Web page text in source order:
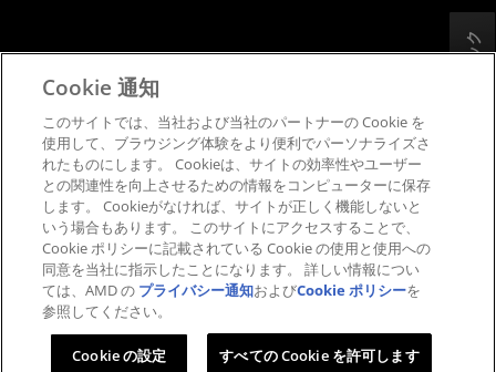
財務情報
取締役会
SEC 提出書類
プライバシー
商標
サプライ チェーンの透明性
公正でオープンな競争
英国税務戦略
Cookie ポリシー
Cookie の設定
フィードバック
Cookie 通知
このサイトでは、当社および当社のパートナーの Cookie を
使用して、ブラウジング体験をより便利でパーソナライズさ
れたものにします。 Cookieは、サイトの効率性やユーザー
との関連性を向上させるための情報をコンピューターに保存
します。 Cookieがなければ、サイトが正しく機能しないと
いう場合もあります。 このサイトにアクセスすることで、
Cookie ポリシーに記載されている Cookie の使用と使用への
同意を当社に指示したことになります。 詳しい情報につい
ては、AMD の プライバシー通知およびCookie ポリシーを
参照してください。
Cookie の設定 すべての Cookie を許可します